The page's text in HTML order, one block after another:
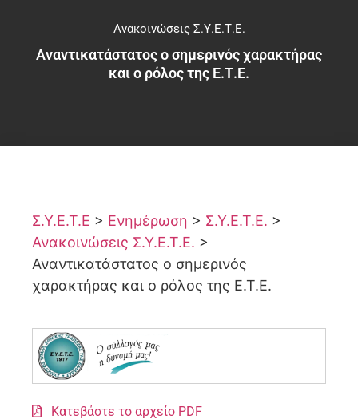
Ανακοινώσεις Σ.Υ.Ε.Τ.Ε.
Αναντικατάστατος ο σημερινός χαρακτήρας
και ο ρόλος της Ε.Τ.Ε.
Σ.Υ.Ε.Τ.Ε > Ενημέρωση > Σ.Υ.Ε.Τ.Ε. >
Ανακοινώσεις Σ.Υ.Ε.Τ.Ε. >
Αναντικατάστατος ο σημερινός
χαρακτήρας και ο ρόλος της Ε.Τ.Ε.
Κατεβάστε το αρχείο PDF